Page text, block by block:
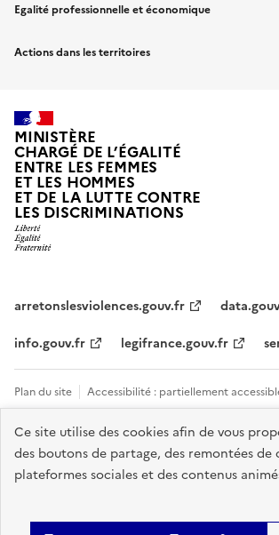
Ce site utilise des cookies afin de vous
des boutons de partage, des remontées de
plateformes sociales et des contenus
Egalité professionnelle et économique
Actions dans les territoires
MINISTÈRE
CHARGÉ DE L’ÉGALITÉ
ENTRE LES FEMMES
ET LES HOMMES
ET DE LA LUTTE CONTRE
LES DISCRIMINATIONS
arretonslesviolences.gouv.fr
info.gouv.fr
legifrance.gouv.fr
Plan du site Accessibilité : partiellement
personnelles et cookies
Mentions légales
utiles
Gestion des cookies